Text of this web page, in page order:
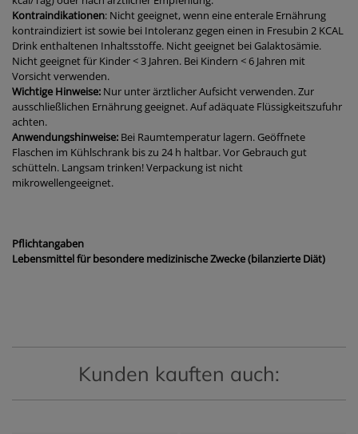
Kontraindikationen: Nicht geeignet, wenn eine enterale Ernährung
kontraindiziert ist sowie bei Intoleranz gegen einen in Fresubin 2 KCAL
Drink enthaltenen Inhaltsstoffe. Nicht geeignet bei Galaktosämie.
Nicht geeignet für Kinder < 3 Jahren. Bei Kindern < 6 Jahren mit
Vorsicht verwenden.
Wichtige Hinweise: Nur unter ärztlicher Aufsicht verwenden. Zur
ausschließlichen Ernährung geeignet. Auf adäquate Flüssigkeitszufuhr
achten.
Anwendungshinweise: Bei Raumtemperatur lagern. Geöffnete
Flaschen im Kühlschrank bis zu 24 h haltbar. Vor Gebrauch gut
schütteln. Langsam trinken! Verpackung ist nicht
mikrowellengeeignet.
Pflichtangaben
Lebensmittel für besondere medizinische Zwecke(bilanzierte Diät)
Kunden kauften auch: